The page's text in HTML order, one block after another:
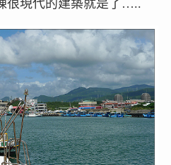
很現代的建築就是了…..